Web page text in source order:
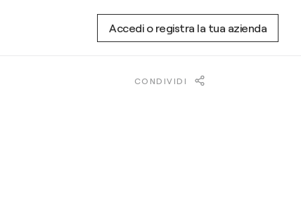
Accedi o registra la tua azienda
CONDIVIDI